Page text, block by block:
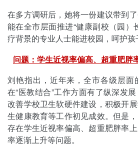
在多方调研后，她将一份建议带到
能在全市层面推进“健康副校（园）
疗背景的专业人士能进校园，呵护孩
问题：学生近视率偏高、超重肥胖
刘艳指出，近年来，全市各级层面
在“医教结合”工作方面有了纵深发
改善学校卫生软硬件建设，积极开
生健康教育等工作初见成效。但是
存在学生近视率偏高、超重肥胖率
率逐渐上升等问题。